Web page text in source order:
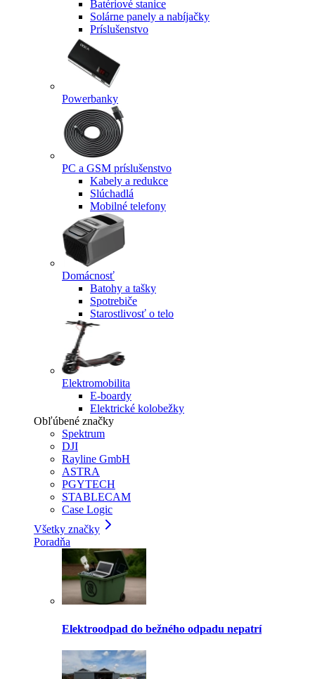
Batériové stanice
Solárne panely a nabíjačky
Príslušenstvo
Powerbanky
PC a GSM príslušenstvo
Kabely a redukce
Slúchadlá
Mobilné telefony
Domácnosť
Batohy a tašky
Spotrebiče
Starostlivosť o telo
Elektromobilita
E-boardy
Elektrické kolobežky
Obľúbené značky
Spektrum
DJI
Rayline GmbH
ASTRA
PGYTECH
STABLECAM
Case Logic
Všetky značky
Poradňa
Elektroodpad do bežného odpadu nepatrí